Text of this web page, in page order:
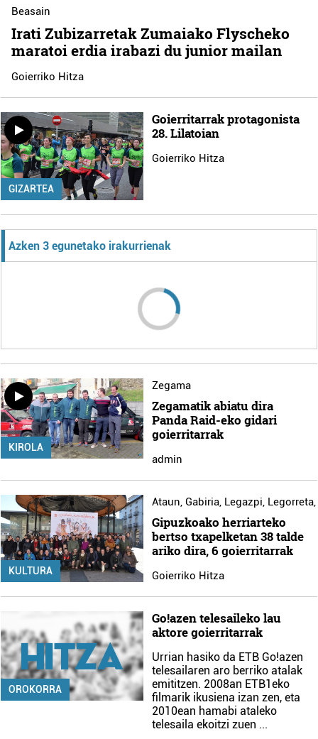
Beasain
Irati Zubizarretak Zumaiako Flyscheko
maratoi erdia irabazi du junior mailan
Goierriko Hitza
GIZARTEA
Goierritarrak protagonista
28. Lilatoian
Goierriko Hitza
Azken 3 egunetako irakurrienak
KIROLA
Zegama
Zegamatik abiatu dira
Panda Raid-eko gidari
goierritarrak
admin
KULTURA
Ataun, Gabiria, Legazpi, Legorreta,
Gipuzkoako herriarteko
bertso txapelketan 38 talde
ariko dira, 6 goierritarrak
Goierriko Hitza
OROKORRA
Go!azen telesaileko lau
aktore goierritarrak
Urrian hasiko da ETB Go!azen
telesailaren aro berriko atalak
emititzen. 2008an ETB1eko
filmarik ikusiena izan zen, eta
2010ean hamabi ataleko
telesaila ekoitzi zuen ...